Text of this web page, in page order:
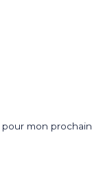
mon prochain